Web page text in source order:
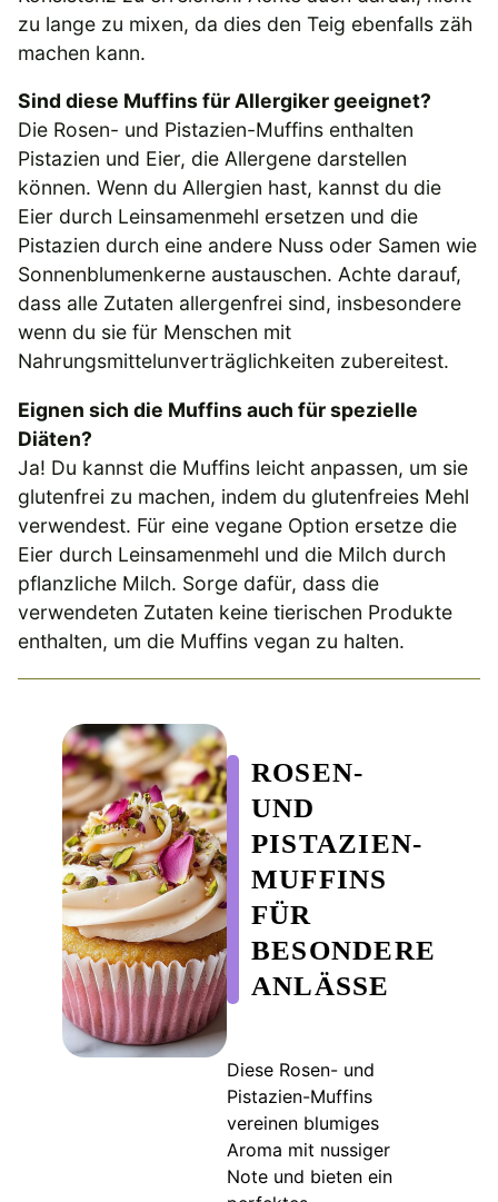
zu lange zu mixen, da dies den Teig ebenfalls zäh
machen kann.
Sind diese Muffins für Allergiker geeignet?
Die Rosen- und Pistazien-Muffins enthalten
Pistazien und Eier, die Allergene darstellen
können. Wenn du Allergien hast, kannst du die
Eier durch Leinsamenmehl ersetzen und die
Pistazien durch eine andere Nuss oder Samen wie
Sonnenblumenkerne austauschen. Achte darauf,
dass alle Zutaten allergenfrei sind, insbesondere
wenn du sie für Menschen mit
Nahrungsmittelunverträglichkeiten zubereitest.
Eignen sich die Muffins auch für spezielle
Diäten?
Ja! Du kannst die Muffins leicht anpassen, um sie
glutenfrei zu machen, indem du glutenfreies Mehl
verwendest. Für eine vegane Option ersetze die
Eier durch Leinsamenmehl und die Milch durch
pflanzliche Milch. Sorge dafür, dass die
verwendeten Zutaten keine tierischen Produkte
enthalten, um die Muffins vegan zu halten.
ROSEN-
UND
PISTAZIEN-
MUFFINS
FÜR
BESONDERE
ANLÄSSE
Diese Rosen- und
Pistazien-Muffins
vereinen blumiges
Aroma mit nussiger
Note und bieten ein